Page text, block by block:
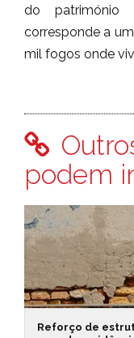
do
corresponde a
mil fogos onde
podem
Reforço de